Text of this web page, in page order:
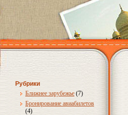
Рубрики
Ближнее зарубежье (7)
Бронирование авиабилетов
(4)